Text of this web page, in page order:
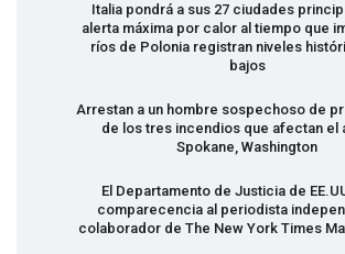
Italia pondrá a sus 27 ciudades
alerta máxima por calor al tiempo que
ríos de Polonia registran niveles
bajos
Arrestan a un hombre sospechoso de
de los tres incendios que afectan el
Spokane, Washington
El Departamento de Justicia de
comparecencia al periodista
colaborador de The New York Times